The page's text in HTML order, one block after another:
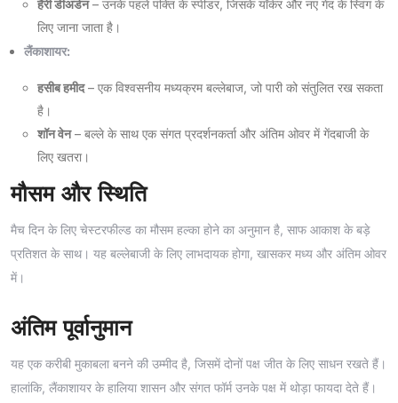
हैरी डीअर्डन– उनके पहले पंक्ति के स्पीडर, जिसके यॉर्कर और नए गेंद के स्विंग के
लिए जाना जाता है।
लैंकाशायर:
हसीब हमीद– एक विश्वसनीय मध्यक्रम बल्लेबाज, जो पारी को संतुलित रख सकता
है।
शॉन वेन– बल्ले के साथ एक संगत प्रदर्शनकर्ता और अंतिम ओवर में गेंदबाजी के
लिए खतरा।
मौसम और स्थिति
मैच दिन के लिए चेस्टरफील्ड का मौसम हल्का होने का अनुमान है, साफ आकाश के बड़े
प्रतिशत के साथ। यह बल्लेबाजी के लिए लाभदायक होगा, खासकर मध्य और अंतिम ओवर
में।
अंतिम पूर्वानुमान
यह एक करीबी मुकाबला बनने की उम्मीद है, जिसमें दोनों पक्ष जीत के लिए साधन रखते हैं।
हालांकि, लैंकाशायर के हालिया शासन और संगत फॉर्म उनके पक्ष में थोड़ा फायदा देते हैं।